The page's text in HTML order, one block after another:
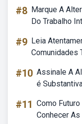
#8 Marque A
Do Trabalho
#9 Leia
Comunidades
#10 Assinale A
é
#11 Como
Conhecer